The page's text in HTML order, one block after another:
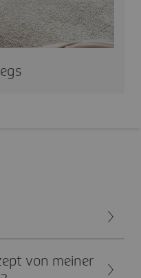
von meiner